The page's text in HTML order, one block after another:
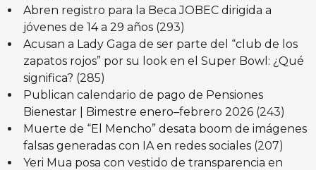
Abren registro para la Beca JOBEC dirigida a
jóvenes de 14 a 29 años (293)
Acusan a Lady Gaga de ser parte del “club de los
zapatos rojos” por su look en el Super Bowl: ¿Qué
significa? (285)
Publican calendario de pago de Pensiones
Bienestar | Bimestre enero–febrero 2026 (243)
Muerte de “El Mencho” desata boom de imágenes
falsas generadas con IA en redes sociales (207)
Yeri Mua posa con vestido de transparencia en